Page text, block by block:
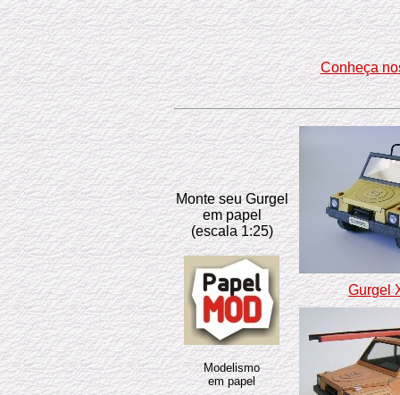
Conheça
Monte seu Gurgel
em papel
(escala 1:25)
Modelismo
em papel
Gurgel